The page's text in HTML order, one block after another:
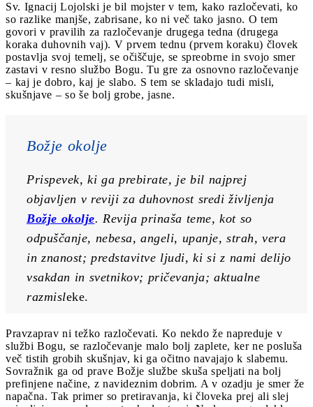
Sv. Ignacij Lojolski je bil mojster v tem, kako razločevati, ko
so razlike manjše, zabrisane, ko ni več tako jasno. O tem
govori v pravilih za razločevanje drugega tedna (drugega
koraka duhovnih vaj). V prvem tednu (prvem koraku) človek
postavlja svoj temelj, se očiščuje, se spreobrne in svojo smer
zastavi v resno službo Bogu. Tu gre za osnovno razločevanje
– kaj je dobro, kaj je slabo. S tem se skladajo tudi misli,
skušnjave – so še bolj grobe, jasne.
Božje okolje
Prispevek, ki ga prebirate, je bil najprej
Božje okolje. Revija prinaša teme, kot so
odpuščanje, nebesa, angeli, upanje, strah, vera
in znanost; predstavitve ljudi, ki si z nami delijo
vsakdan in svetnikov; pričevanja; aktualne
razmisleke.
Pravzaprav ni težko razločevati. Ko nekdo že napreduje v
službi Bogu, se razločevanje malo bolj zaplete, ker ne posluša
več tistih grobih skušnjav, ki ga očitno navajajo k slabemu.
Sovražnik ga od prave Božje službe skuša speljati na bolj
prefinjene načine, z navideznim dobrim. A v ozadju je smer že
napačna. Tak primer so pretiravanja, ki človeka prej ali slej